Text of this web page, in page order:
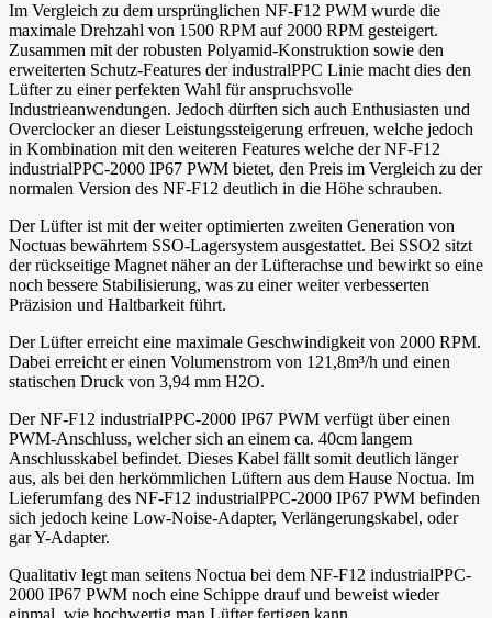
Im Vergleich zu dem ursprünglichen NF-F12 PWM wurde die
maximale Drehzahl von 1500 RPM auf 2000 RPM gesteigert.
Zusammen mit der robusten Polyamid-Konstruktion sowie den
erweiterten Schutz-Features der industralPPC Linie macht dies den
Lüfter zu einer perfekten Wahl für anspruchsvolle
Industrieanwendungen. Jedoch dürften sich auch Enthusiasten und
Overclocker an dieser Leistungssteigerung erfreuen, welche jedoch
in Kombination mit den weiteren Features welche der NF-F12
industrialPPC-2000 IP67 PWM bietet, den Preis im Vergleich zu der
normalen Version des NF-F12 deutlich in die Höhe schrauben.
Der Lüfter ist mit der weiter optimierten zweiten Generation von
Noctuas bewährtem SSO-Lagersystem ausgestattet. Bei SSO2 sitzt
der rückseitige Magnet näher an der Lüfterachse und bewirkt so eine
noch bessere Stabilisierung, was zu einer weiter verbesserten
Präzision und Haltbarkeit führt.
Der Lüfter erreicht eine maximale Geschwindigkeit von 2000 RPM.
Dabei erreicht er einen Volumenstrom von 121,8m³/h und einen
statischen Druck von 3,94 mm H2O.
Der NF-F12 industrialPPC-2000 IP67 PWM verfügt über einen
PWM-Anschluss, welcher sich an einem ca. 40cm langem
Anschlusskabel befindet. Dieses Kabel fällt somit deutlich länger
aus, als bei den herkömmlichen Lüftern aus dem Hause Noctua. Im
Lieferumfang des NF-F12 industrialPPC-2000 IP67 PWM befinden
sich jedoch keine Low-Noise-Adapter, Verlängerungskabel, oder
gar Y-Adapter.
Qualitativ legt man seitens Noctua bei dem NF-F12 industrialPPC-
2000 IP67 PWM noch eine Schippe drauf und beweist wieder